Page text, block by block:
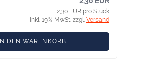
2,30 EUR pro Stück
inkl. 19% MwSt. zzgl. Versand
IN DEN WARENKORB